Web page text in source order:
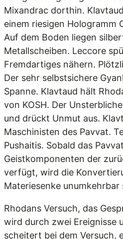
Mixandrac dorthin.
einem riesigen Hologramm
Auf dem Boden liegen
Metallscheiben. Leccore
Fremdartiges nähern.
Der sehr selbstsichere
Spanne. Klavtaud hält
von KOSH. Der
und drückt Unmut aus.
Maschinisten des Pavvat.
Pushaitis. Sobald das
Geistkomponenten der
verfügt, wird die
Materiesenke unumkehrbar
Rhodans Versuch, das
wird durch zwei Ereignisse
scheitert bei dem Versuch,